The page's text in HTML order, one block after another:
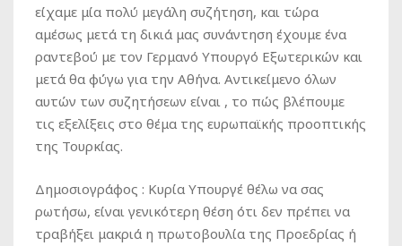
είχαμε μία πολύ μεγάλη συζήτηση, και τώρα
αμέσως μετά τη δικιά μας συνάντηση έχουμε ένα
ραντεβού με τον Γερμανό Υπουργό Εξωτερικών και
μετά θα φύγω για την Αθήνα. Αντικείμενο όλων
αυτών των συζητήσεων είναι , το πώς βλέπουμε
τις εξελίξεις στο θέμα της ευρωπαϊκής προοπτικής
της Τουρκίας.
Δημοσιογράφος : Κυρία Υπουργέ θέλω να σας
ρωτήσω, είναι γενικότερη θέση ότι δεν πρέπει να
τραβήξει μακριά η πρωτοβουλία της Προεδρίας ή